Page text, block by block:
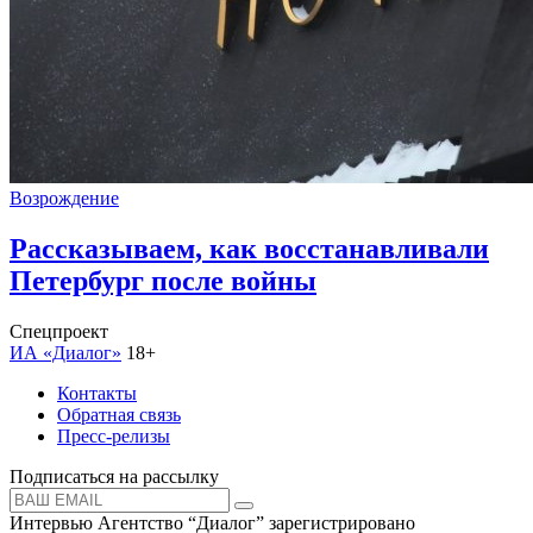
Возрождение
Рассказываем, как восстанавливали
Петербург после войны
Спецпроект
ИА «Диалог» 18+
Контакты
Обратная связь
Пресс-релизы
Подписаться на рассылку
Интервью Агентство “Диалог” зарегистрировано